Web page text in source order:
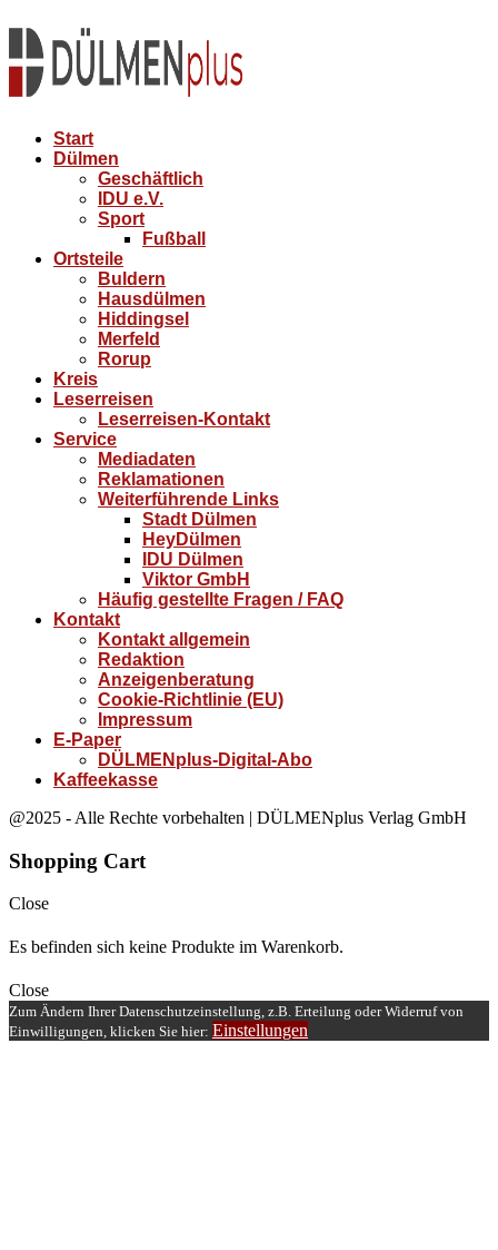
Start
Dülmen
Geschäftlich
IDU e.V.
Sport
Fußball
Ortsteile
Buldern
Hausdülmen
Hiddingsel
Merfeld
Rorup
Kreis
Leserreisen
Leserreisen-Kontakt
Service
Mediadaten
Reklamationen
Weiterführende Links
Stadt Dülmen
HeyDülmen
IDU Dülmen
Viktor GmbH
Häufig gestellte Fragen / FAQ
Kontakt
Kontakt allgemein
Redaktion
Anzeigenberatung
Cookie-Richtlinie (EU)
Impressum
E-Paper
DÜLMENplus-Digital-Abo
Kaffeekasse
@2025 - Alle Rechte vorbehalten | DÜLMENplus Verlag GmbH
Shopping Cart
Close
Es befinden sich keine Produkte im Warenkorb.
Close
Zum Ändern Ihrer Datenschutzeinstellung, z.B. Erteilung oder Widerruf von
Einwilligungen, klicken Sie hier: Einstellungen